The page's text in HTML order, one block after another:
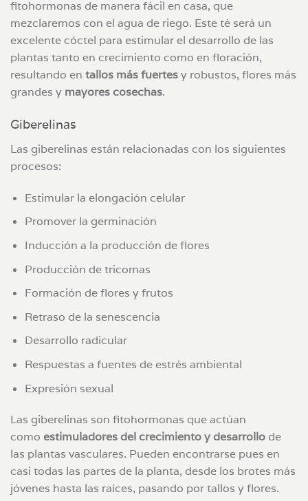
fitohormonas de manera fácil en casa, que
mezclaremos con el agua de riego. Este té será un
excelente cóctel para estimular el desarrollo de las
plantas tanto en crecimiento como en floración,
resultando en tallos más fuertesy robustos, flores más
grandes y mayores cosechas.
Giberelinas
Las giberelinas están relacionadas con los siguientes
procesos:
Estimular la elongación celular
Promover la germinación
Inducción a la producción de flores
Producción de tricomas
Formación de flores y frutos
Retraso de la senescencia
Desarrollo radicular
Respuestas a fuentes de estrés ambiental
Expresión sexual
Las giberelinas son fitohormonas que actúan
como estimuladores del crecimiento y desarrollode
las plantas vasculares. Pueden encontrarse pues en
casi todas las partes de la planta, desde los brotes más
jóvenes hasta las raíces, pasando por tallos y flores.